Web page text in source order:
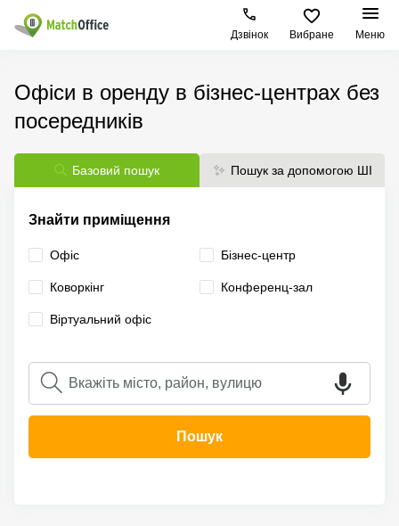
Дзвінок Вибране Меню
Тип
приміщення
Офіси
центри
Коворкінги
Віртуальні
офіси
Популярні
міста
Київ
район
Подільський
район
Солом'янський
район
Івано-
Франківськ
Популярні
пошуки
Бізнес
центри
Печерському
районі
Конференц-
зал Львів
Допомога
Про нас
Здати в оренду
Офіси в оренду в бізнес-центрах без
посередників
Базовий пошук Пошук за допомогою ШІ
Знайти приміщення
Офіс Бізнес-центр
Коворкінг Конференц-зал
Віртуальний офіс
Пошук